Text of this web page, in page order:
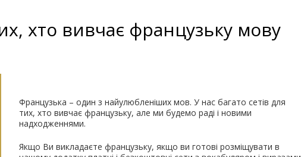
хто вивчає французьку мову
Французька – один з найулюбленіших мов. У нас багато сетів для
тих, хто вивчає французьку, але ми будемо раді і новими
надходженнями.
Якщо Ви викладаєте французьку, якщо ви готові розміщувати в